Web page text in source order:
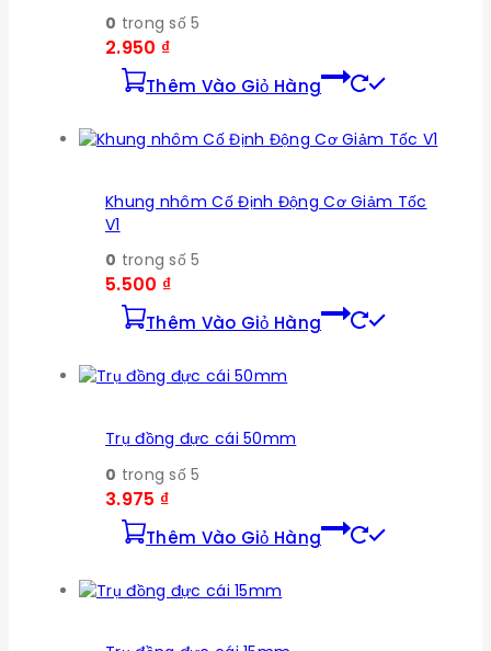
0 trong số 5
2.950 ₫
Thêm Vào Giỏ Hàng
Khung nhôm Cố Định Động Cơ Giảm Tốc
V1
0 trong số 5
5.500 ₫
Thêm Vào Giỏ Hàng
Trụ đồng đực cái 50mm
0 trong số 5
3.975 ₫
Thêm Vào Giỏ Hàng